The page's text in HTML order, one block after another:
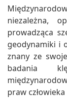
niezależna,
prowadząca
geodynamiki i
znany ze
badania
praw